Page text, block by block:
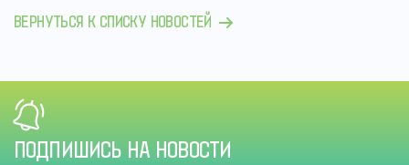
ВЕРНУТЬСЯ К СПИСКУ НОВОСТЕЙ
ПОДПИШИСЬ НА НОВОСТИ